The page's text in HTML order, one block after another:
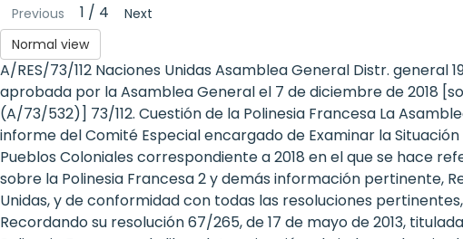
- Girls'
Rights
Platform
- Girls'
rights
are
human
Previous 1 / 4
Next
Normal view
A/RES/73/112 Naciones Unidas Asamblea General Distr.
aprobada por la Asamblea General el 7 de diciembre de 2018
(A/73/532)] 73/112. Cuestión de la Polinesia Francesa La
informe del Comité Especial encargado de Examinar la
Pueblos Coloniales correspondiente a 2018 en el que se hace
sobre la Polinesia Francesa 2 y demás información pertinente,
Unidas, y de conformidad con todas las resoluciones pertinentes,
Recordando su resolución 67/265, de 17 de mayo de 2013,